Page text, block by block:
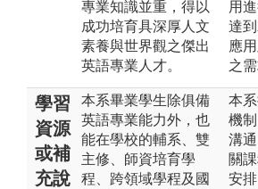
專業知識並重，得以
成功培育具深厚人文
素養與世界觀之傑出
英語專業人才。
用
達
應
之需
學習
資源
或補
充說
本系畢業學生除俱備
英語專業能力外，也
能在學校的輔系、雙
主修、師資培育學
程、跨領域學程及國
本
機
溝
關
安